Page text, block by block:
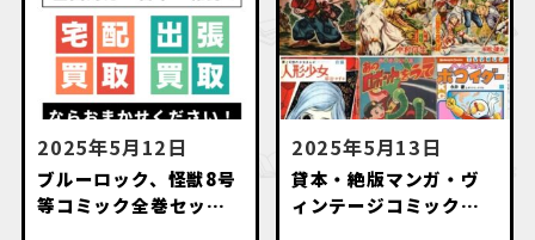
ブルーロック、怪獣8号
等コミック全巻セット
2025年5月12日
貸本・絶版マンガ・ヴ
ィンテージコミック・
2025年5月13日